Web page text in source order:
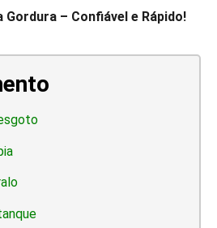
Gordura – Confiável e Rápido!